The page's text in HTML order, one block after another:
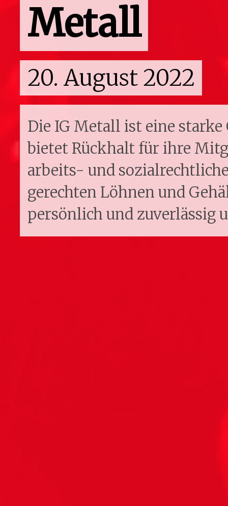
Metall
20. August 2022
Die IG Metall ist eine
bietet Rückhalt für ihre
arbeits- und
gerechten Löhnen und
persönlich und zuverlässig